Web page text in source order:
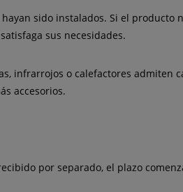
sido instalados. Si el
sus necesidades.
infrarrojos o calefactores
accesorios.
por separado, el plazo